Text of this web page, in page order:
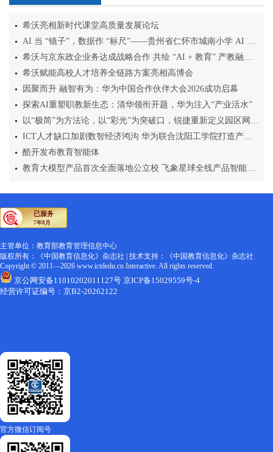
希沃亮相新时代课堂高质量发展论坛
AI 当 “镜子”，数据作 “标尺”——贵州省仁怀市城南小学 AI 课堂变革纪实
希沃与京东政企业务达成战略合作 共绘 “AI + 教育” 产教融合新图景
希沃赋能高校人才培养全链路方案亮相高博会
因聚而升 融智有为：华为中国合作伙伴大会2026成功启幕
探索AI重塑职教新生态：清华领衔开题，华为注入“产业活水”
以“极简”为方法论，以“彩光”为突破口，锐捷重新定义园区网络底层范式
ICT人才缺口加剧数智经济鸿沟 华为联合沈阳工学院打造产教融合全球样板
酷开发布教育智能体
教育大模型产品首次全面落地公立校 飞象星球全线产品智能升级
主管单位：教育部教育管理信息中心
版权所有：《中国教育信息化》杂志社 | 技术支持：《中国教育信息化》杂志社
Copyright © 2011―2026 www.ictdedu.cn Interactive. All rights reserved.
京公网安备11010202011127号 京ICP备15029559号-4
经营许可证编号：京B2-20262122
官方微信订阅号